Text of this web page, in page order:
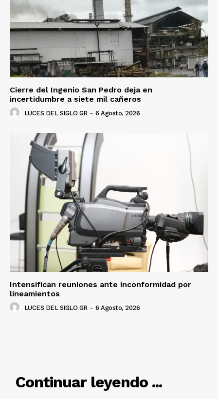
Luces
Del Siglo
Cierre del Ingenio San Pedro deja en
incertidumbre a siete mil cañeros
LUCES DEL SIGLO GR - 6 Agosto, 2026
Intensifican reuniones ante inconformidad por
lineamientos
LUCES DEL SIGLO GR - 6 Agosto, 2026
Continuar leyendo ...
RELACIONADO